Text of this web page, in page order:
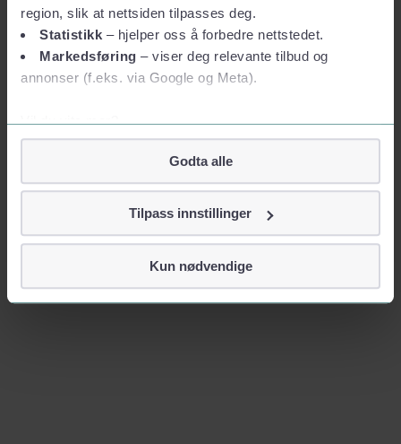
region, slik at nettsiden tilpasses deg.
Statistikk – hjelper oss å forbedre nettstedet.
Markedsføring – viser deg relevante tilbud og
annonser (f.eks. via Google og Meta).
Vil du vite mer?
Om informasjonskapsler
Googles retningslinjer for personvern
Vi tar ditt personvern på alvor
identifiserer deg, som navn eller telefonnummer.
Godta alle
Tilpass innstillinger
Kun nødvendige